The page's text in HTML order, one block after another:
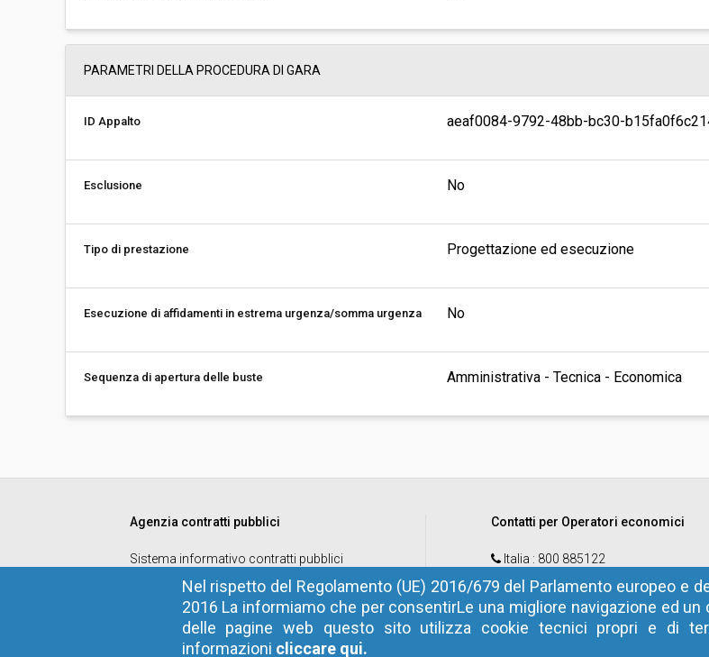
PARAMETRI DELLA PROCEDURA DI GARA
ID Appalto aeaf0084-9792-48bb-bc30-
Esclusione No
Tipo di prestazione Progettazione ed esecuzione
Esecuzione di affidamenti in estrema urgenza/somma urgenza No
Sequenza di apertura delle buste Amministrativa - Tecnica - Economica
Agenzia contratti pubblici
Sistema informativo contratti pubblici
Codice fiscale : 94116410211
Contatti per Operatori economici
Italia : 800 885122
Estero : +39 0472 973830
email :help@sinfotel.bz.it
Nel rispetto del Regolamento (UE) 2016/679 del Parlamento europeo e
2016 La informiamo che per consentirLe una migliore navigazione ed
delle pagine web questo sito utilizza cookie tecnici propri e di
informazioni cliccare qui.